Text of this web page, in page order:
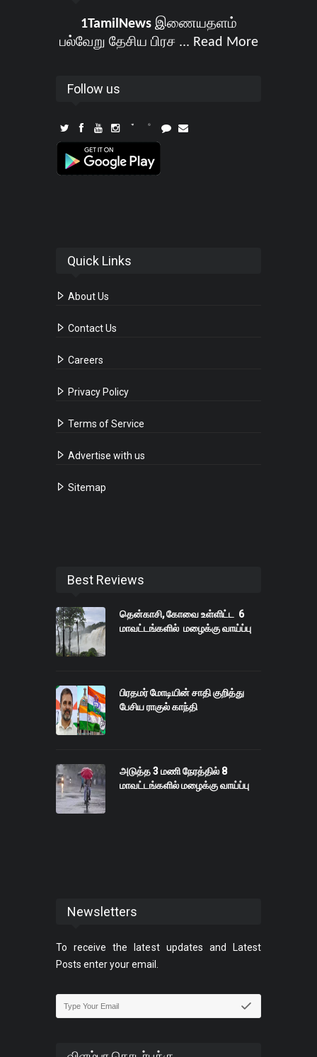
1TamilNewsஇணையதளம்
பல்வேறு தேசிய பிரச ... Read More
Follow us
Quick Links
About Us
Contact Us
Careers
Privacy Policy
Terms of Service
Advertise with us
Sitemap
Best Reviews
தென்காசி, கோவை உள்ளிட்ட 6
மாவட்டங்களில் மழைக்கு வாய்ப்பு
பிரதமர் மோடியின் சாதி குறித்து
பேசிய ராகுல் காந்தி
அடுத்த 3 மணி நேரத்தில் 8
மாவட்டங்களில் மழைக்கு வாய்ப்பு
Newsletters
To receive the latest updates and Latest
Posts enter your email.